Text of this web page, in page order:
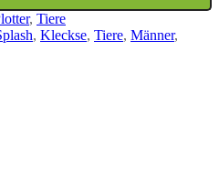
, Tiere
, Kleckse, Tiere, Männer,